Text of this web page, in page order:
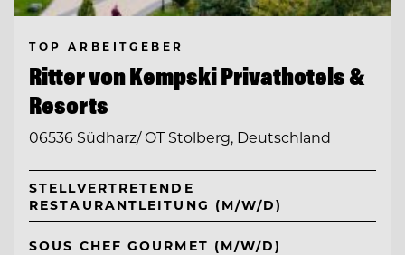
TOP ARBEITGEBER
Ritter von Kempski Privathotels &
Resorts
06536 Südharz/ OT Stolberg, Deutschland
STELLVERTRETENDE
RESTAURANTLEITUNG (M/W/D)
SOUS CHEF GOURMET (M/W/D)